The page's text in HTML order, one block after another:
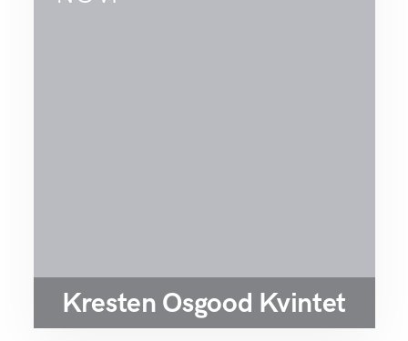
Kresten Osgood Kvintet